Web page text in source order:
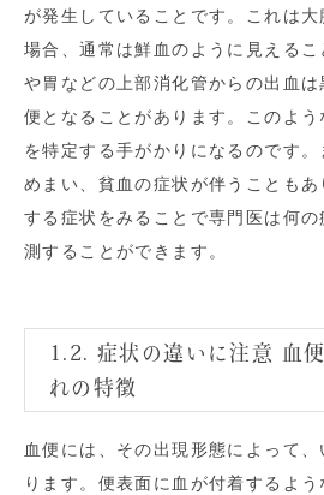
が発生していることです。これは
場合、通常は鮮血のように見える
や胃などの上部消化管からの出血
便となることがあります。このよ
を特定する手がかりになるのです。
めまい、貧血の症状が伴うことも
する症状をみることで専門医は何
測することができます。
1.2. 症状の違いに注意 血
れの特徴
血便には、その出現形態によって
ります。便表面に血が付着するよ